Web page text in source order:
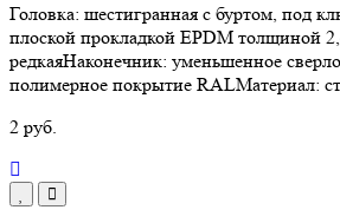
Головка: шестигранная с буртом, под
плоской прокладкой EPDM толщиной
редкаяНаконечник: уменьшенное
полимерное покрытие RALМатериал:
2 руб.